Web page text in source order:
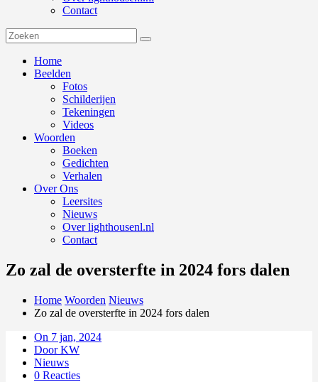
Contact
Home
Beelden
Fotos
Schilderijen
Tekeningen
Videos
Woorden
Boeken
Gedichten
Verhalen
Over Ons
Leersites
Nieuws
Over lighthousenl.nl
Contact
Zo zal de oversterfte in 2024 fors dalen
Home Woorden Nieuws
Zo zal de oversterfte in 2024 fors dalen
On 7 jan, 2024
Door KW
Nieuws
0 Reacties